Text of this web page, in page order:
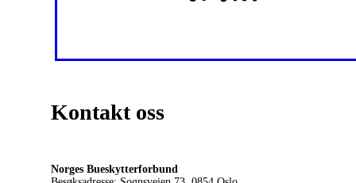
Kontakt oss
Norges Bueskytterforbund